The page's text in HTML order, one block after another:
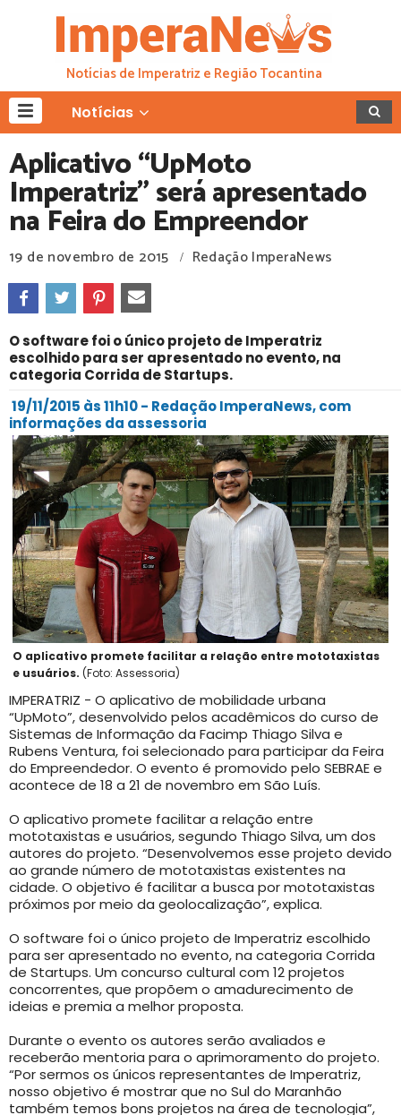
Notícias de Imperatriz e Região Tocantina
Notícias
Aplicativo “UpMoto
Imperatriz” será apresentado
na Feira do Empreendor
19 de novembro de 2015 / Redação ImperaNews
O software foi o único projeto de Imperatriz
escolhido para ser apresentado no evento, na
categoria Corrida de Startups.
19/11/2015 às 11h10 - Redação ImperaNews, com
informações da assessoria
O aplicativo promete facilitar a relação entre mototaxistas
e usuários. (Foto: Assessoria)
IMPERATRIZ - O aplicativo de mobilidade urbana
“UpMoto”, desenvolvido pelos acadêmicos do curso de
Sistemas de Informação da Facimp Thiago Silva e
Rubens Ventura, foi selecionado para participar da Feira
do Empreendedor. O evento é promovido pelo SEBRAE e
acontece de 18 a 21 de novembro em São Luís.
O aplicativo promete facilitar a relação entre
mototaxistas e usuários, segundo Thiago Silva, um dos
autores do projeto. “Desenvolvemos esse projeto devido
ao grande número de mototaxistas existentes na
cidade. O objetivo é facilitar a busca por mototaxistas
próximos por meio da geolocalização”, explica.
O software foi o único projeto de Imperatriz escolhido
para ser apresentado no evento, na categoria Corrida
de Startups. Um concurso cultural com 12 projetos
concorrentes, que propõem o amadurecimento de
ideias e premia a melhor proposta.
Durante o evento os autores serão avaliados e
receberão mentoria para o aprimoramento do projeto.
“Por sermos os únicos representantes de Imperatriz,
nosso objetivo é mostrar que no Sul do Maranhão
também temos bons projetos na área de tecnologia”,